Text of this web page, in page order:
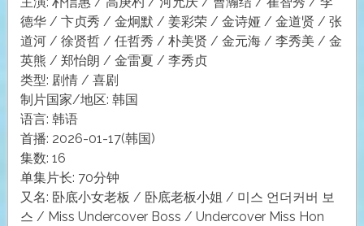
德华 / 卞贞秀 / 金炯默 / 姜彩荣 / 金诗娅 / 金道贤 / 张
道河 / 徐贤哲 / 任哲秀 / 朴美贤 / 金元海 / 李秀美 / 金
英熊 / 郑怡朗 / 金雷夏 / 李秀贞
类型: 剧情 / 喜剧
制片国家/地区: 韩国
语言: 韩语
首播: 2026-01-17(韩国)
集数: 16
单集片长: 70分钟
又名: 卧底小女老板 / 卧底老板小姐 / 미스 언더커버 보
스 / Miss Undercover Boss / Undercover Miss Hon